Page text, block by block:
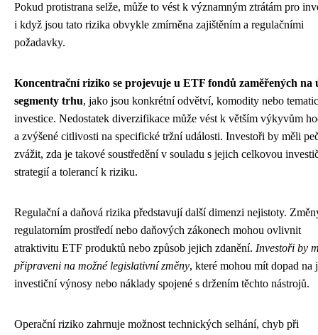
Pokud protistrana selže, může to vést k významným ztrátám pro
i když jsou tato rizika obvykle zmírněna zajištěním a regulačními
požadavky.
Koncentrační riziko se projevuje u ETF fondů zaměřených na
segmenty trhu, jako jsou konkrétní odvětví, komodity nebo
investice. Nedostatek diverzifikace může vést k větším výkyvům
a zvýšené citlivosti na specifické tržní události. Investoři by měli
zvážit, zda je takové soustředění v souladu s jejich celkovou
strategií a tolerancí k riziku.
Regulační a daňová rizika představují další dimenzi nejistoty.
regulatorním prostředí nebo daňových zákonech mohou ovlivnit
atraktivitu ETF produktů nebo způsob jejich zdanění. Investoři by
připraveni na možné legislativní změny, které mohou mít dopad na
investiční výnosy nebo náklady spojené s držením těchto nástrojů.
Operační riziko zahrnuje možnost technických selhání, chyb při